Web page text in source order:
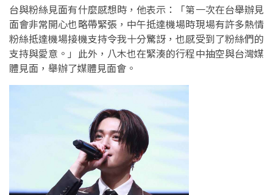
台與粉絲見面有什麼感想時，他表示：「第一次在台舉辦見
面會非常開心也略帶緊張，中午抵達機場時現場有許多熱情
粉絲抵達機場接機支持令我十分驚訝，也感受到了粉絲們的
支持與愛意。」此外，八木也在緊湊的行程中抽空與台灣媒
體見面，舉辦了媒體見面會。